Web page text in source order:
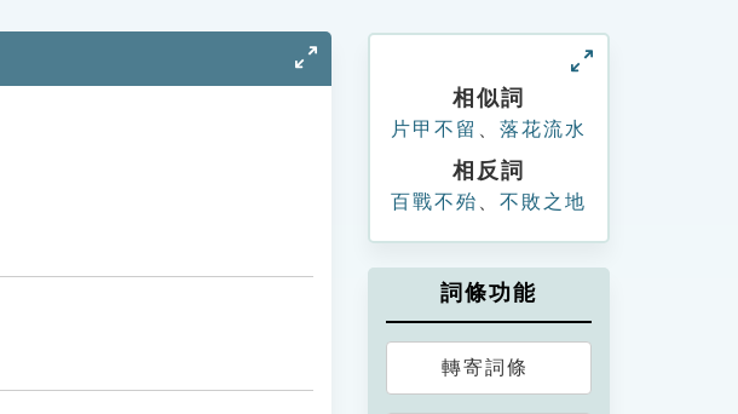
相似詞
片甲不留 落花流水
相反詞
百戰不殆 不敗之地
詞條功能
轉寄詞條